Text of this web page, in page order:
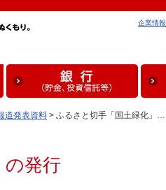
企業情報
道発表資料 > ふるさと切手「国土緑化」…
の発行